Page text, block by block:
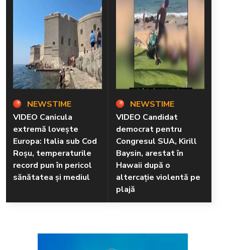
NEWSTIME
VIDEO Canicula
extremă lovește
Europa: Italia sub Cod
Roșu, temperaturile
record pun în pericol
sănătatea și mediul
NEWSTIME
VIDEO Candidat
democrat pentru
Congresul SUA, Kirill
Baysin, arestat în
Hawaii după o
altercație violentă pe
plajă